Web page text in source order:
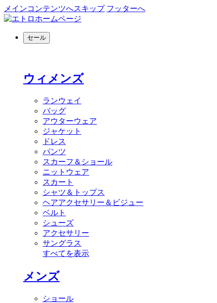
メインコンテンツへスキップ フッターへ
セール
ウィメンズ
ランウェイ
バッグ
アウターウェア
ジャケット
ドレス
パンツ
スカーフ＆ショール
ニットウェア
スカート
シャツ＆トップス
ヘアアクセサリー＆ビジュー
ベルト
シューズ
アクセサリー
サングラス
すべてを表示
メンズ
ショール